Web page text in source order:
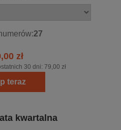
27
zł
30 dni: 79,00 zł
teraz
kwartalna